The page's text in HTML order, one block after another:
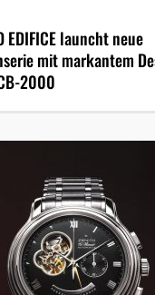
EDIFICE launcht neue
mit markantem
2000